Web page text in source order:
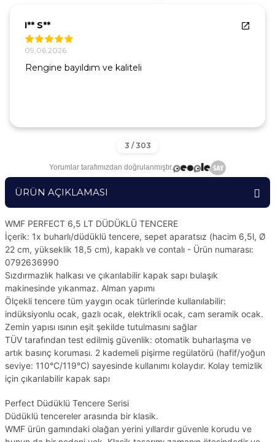
I** S**
09.06.2026
Rengine bayıldım ve kaliteli
Yorumlar tarafımızdan doğrulanmıştır.
ÜRÜN AÇIKLAMASI
WMF PERFECT 6,5 LT DÜDÜKLÜ TENCERE
İçerik: 1x buharlı/düdüklü tencere, sepet aparatsız (hacim 6,5l, Ø
22 cm, yükseklik 18,5 cm), kapaklı ve contalı - Ürün numarası:
0792636990
Sızdırmazlık halkası ve çıkarılabilir kapak sapı bulaşık
makinesinde yıkanmaz. Alman yapımı
Ölçekli tencere tüm yaygın ocak türlerinde kullanılabilir:
indüksiyonlu ocak, gazlı ocak, elektrikli ocak, cam seramik ocak.
Zemin yapısı ısının eşit şekilde tutulmasını sağlar
TÜV tarafından test edilmiş güvenlik: otomatik buharlaşma ve
artık basınç koruması. 2 kademeli pişirme regülatörü (hafif/yoğun
seviye: 110°C/119°C) sayesinde kullanımı kolaydır. Kolay temizlik
için çıkarılabilir kapak sapı
Perfect Düdüklü Tencere Serisi
Düdüklü tencereler arasında bir klasik.
WMF ürün gamındaki olağan yerini yıllardır güvenle korudu ve